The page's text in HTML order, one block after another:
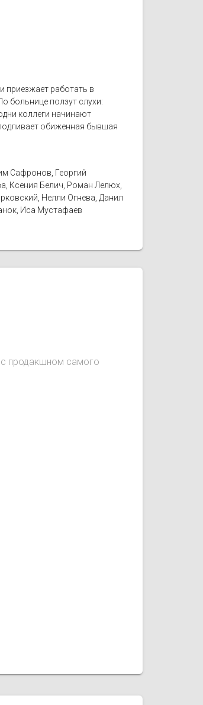
приезжает работать в
больнице ползут слухи:
коллеги начинают
обиженная бывшая
Сафронов, Георгий
Ксения Белич, Роман Лелюх,
Нелли Огнева, Данил
Иса Мустафаев
с продакшном самого